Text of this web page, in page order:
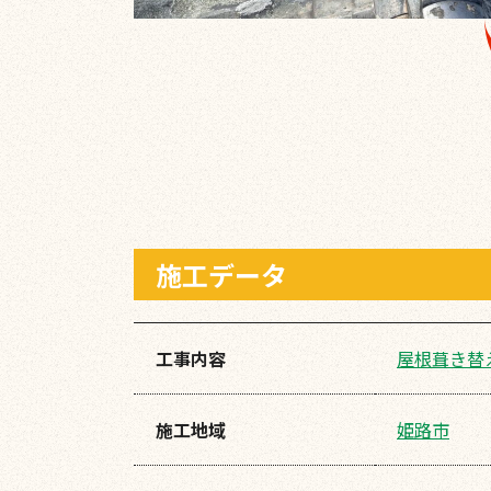
施工データ
工事内容 屋根葺き替
施工地域 姫路市